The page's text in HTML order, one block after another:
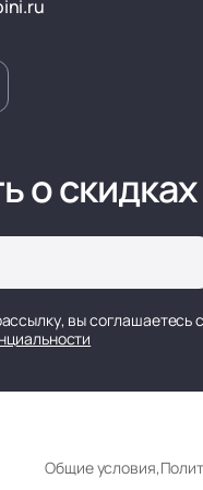
о
вы соглашаетесь
Общие условия,